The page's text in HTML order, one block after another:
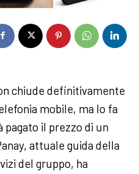
chiude definitivamente
mobile, ma lo fa
pagato il prezzo di un
attuale guida della
del gruppo, ha